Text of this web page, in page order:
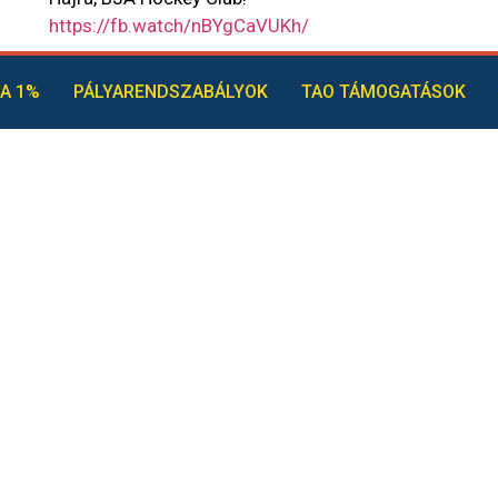
https://fb.watch/nBYgCaVUKh/
1% PÁLYARENDSZABÁLYOK TAO TÁMOGATÁSOK